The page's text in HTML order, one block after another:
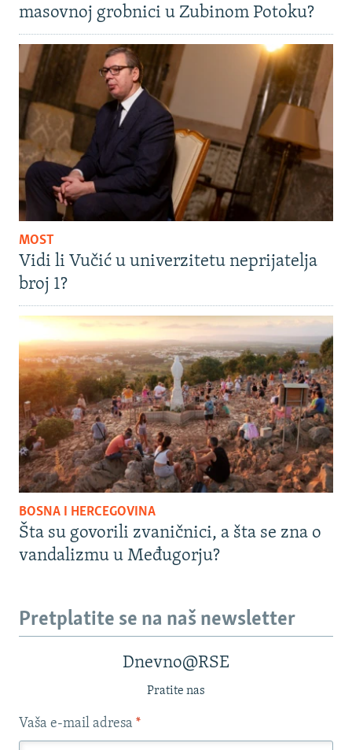
masovnoj grobnici u Zubinom Potoku?
MOST
Vidi li Vučić u univerzitetu neprijatelja
broj 1?
BOSNA I HERCEGOVINA
Šta su govorili zvaničnici, a šta se zna o
vandalizmu u Međugorju?
Pretplatite se na naš newsletter
Dnevno@RSE
Pratite nas
Vaša e-mail adresa *